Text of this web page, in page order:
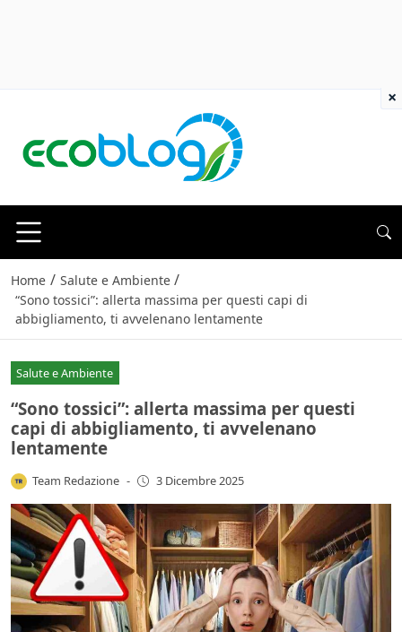
Home / Salute e Ambiente /
“Sono tossici”: allerta massima per questi capi di
abbigliamento, ti avvelenano lentamente
Salute e Ambiente
“Sono tossici”: allerta massima per questi
capi di abbigliamento, ti avvelenano
lentamente
Team Redazione - 3 Dicembre 2025
×